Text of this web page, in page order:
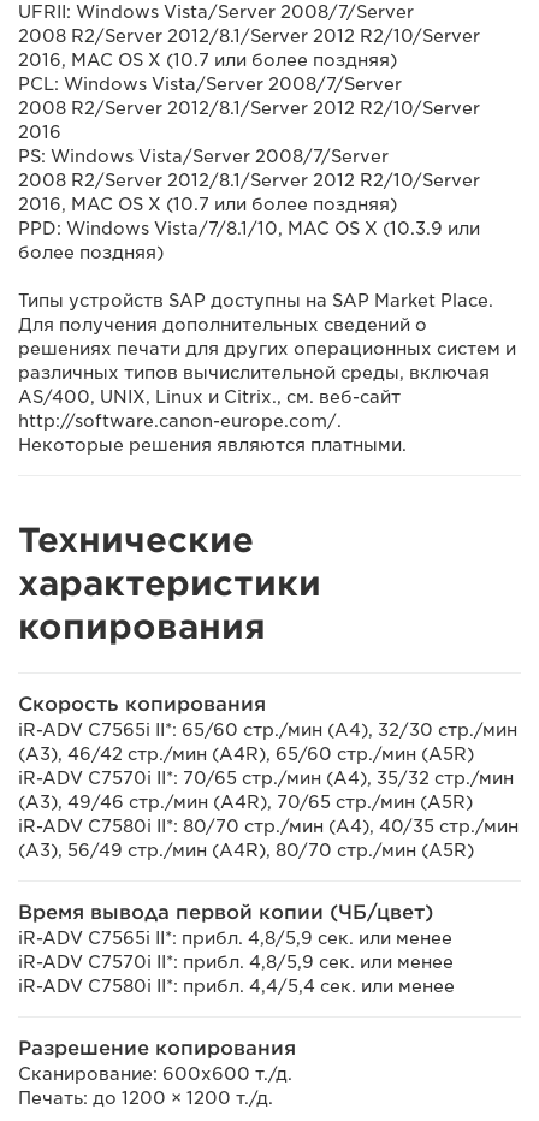
UFRII: Windows Vista/Server 2008/7/Server
2008 R2/Server 2012/8.1/Server 2012 R2/10/Server
2016, MAC OS X (10.7 или более поздняя)
PCL: Windows Vista/Server 2008/7/Server
2008 R2/Server 2012/8.1/Server 2012 R2/10/Server
2016
PS: Windows Vista/Server 2008/7/Server
2008 R2/Server 2012/8.1/Server 2012 R2/10/Server
2016, MAC OS X (10.7 или более поздняя)
PPD: Windows Vista/7/8.1/10, MAC OS X (10.3.9 или
более поздняя)
Типы устройств SAP доступны на SAP Market Place.
Для получения дополнительных сведений о
решениях печати для других операционных систем и
различных типов вычислительной среды, включая
AS/400, UNIX, Linux и Citrix., см. веб-сайт
http://software.canon-europe.com/.
Некоторые решения являются платными.
Технические
характеристики
копирования
Скорость копирования
iR-ADV C7565i II*: 65/60 стр./мин (A4), 32/30 стр./мин
(A3), 46/42 стр./мин (A4R), 65/60 стр./мин (A5R)
iR-ADV C7570i II*: 70/65 стр./мин (A4), 35/32 стр./мин
(A3), 49/46 стр./мин (A4R), 70/65 стр./мин (A5R)
iR-ADV C7580i II*: 80/70 стр./мин (A4), 40/35 стр./мин
(A3), 56/49 стр./мин (A4R), 80/70 стр./мин (A5R)
Время вывода первой копии (ЧБ/цвет)
iR-ADV C7565i II*: прибл. 4,8/5,9 сек. или менее
iR-ADV C7570i II*: прибл. 4,8/5,9 сек. или менее
iR-ADV C7580i II*: прибл. 4,4/5,4 сек. или менее
Разрешение копирования
Сканирование: 600x600 т./д.
Печать: до 1200 × 1200 т./д.